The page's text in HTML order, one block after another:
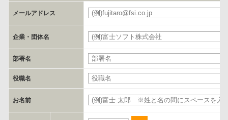
号、住所、電話番号、FAX番号、メールアドレス
c.第三者への提供の手段または手法
書類の送付又は電子的な方法
d.提供先および管理者
当社とイベント/セミナーを共同で開催する企業/団体
メールアドレス
企業・団体名
部署名
役職名
お名前